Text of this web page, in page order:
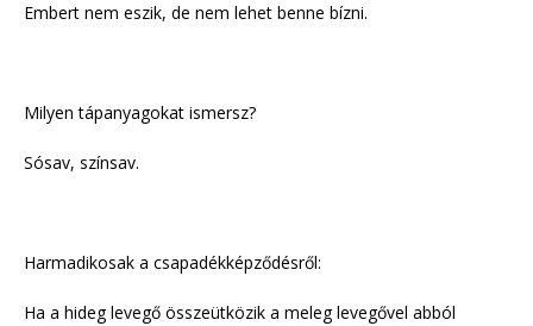
Embert nem eszik, de nem lehet benne bízni.
Milyen tápanyagokat ismersz?
Sósav, színsav.
Harmadikosak a csapadékképződésről:
Ha a hideg levegő összeütközik a meleg levegővel abból